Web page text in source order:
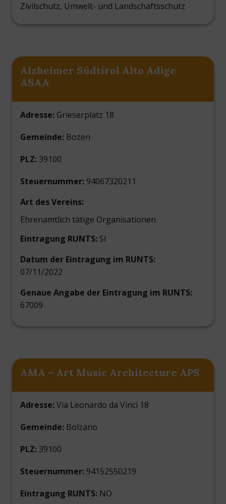
Zivilschutz, Umwelt- und Landschaftsschutz
Alzheimer Südtirol Alto Adige
ASAA
Adresse: Grieserplatz 18
Gemeinde: Bozen
PLZ: 39100
Steuernummer: 94067320211
Art des Vereins:
Ehrenamtlich tätige Organisationen
Eintragung RUNTS: SI
Datum der Eintragung im RUNTS:
07/11/2022
Genaue Angabe der Eintragung im RUNTS:
67009
AMA – Art Music Architecture APS
Adresse:Via Leonardo da Vinci 18
Gemeinde: Bolzano
PLZ: 39100
Steuernummer: 94152550219
Eintragung RUNTS: NO